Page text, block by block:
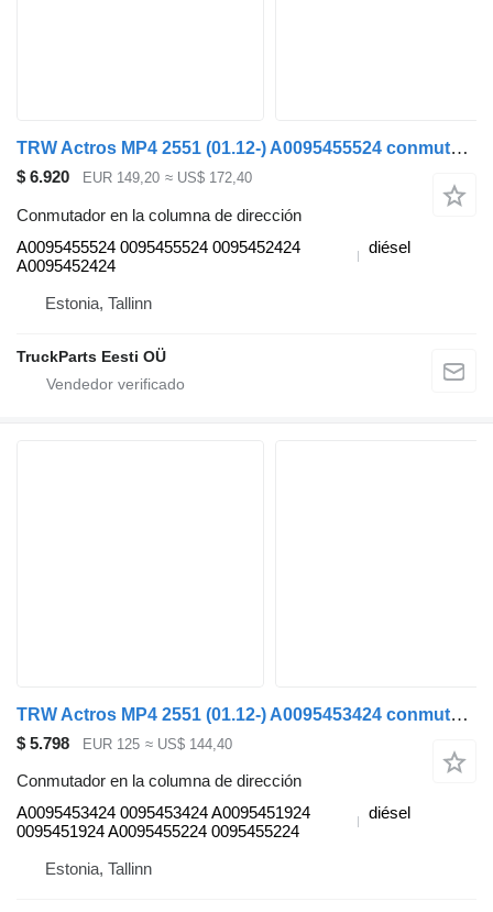
TRW Actros MP4 2551 (01.12-) A0095455524 conmutador en la columna de dirección para Mercedes-Benz Actros MP4 Antos Arocs (2012-) cabeza tractora
$ 6.920 EUR 149,20 ≈ US$ 172,40
Conmutador en la columna de dirección
A0095455524 0095455524 0095452424
A0095452424
diésel
Estonia, Tallinn
TruckParts Eesti OÜ
TRW Actros MP4 2551 (01.12-) A0095453424 conmutador en la columna de dirección para Mercedes-Benz Actros MP4 Antos Arocs (2012-) cabeza tractora
$ 5.798 EUR 125 ≈ US$ 144,40
Conmutador en la columna de dirección
A0095453424 0095453424 A0095451924
0095451924 A0095455224 0095455224
diésel
Estonia, Tallinn